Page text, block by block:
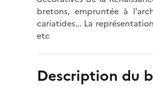
bretons, empruntée à
cariatides... La
etc
Description du